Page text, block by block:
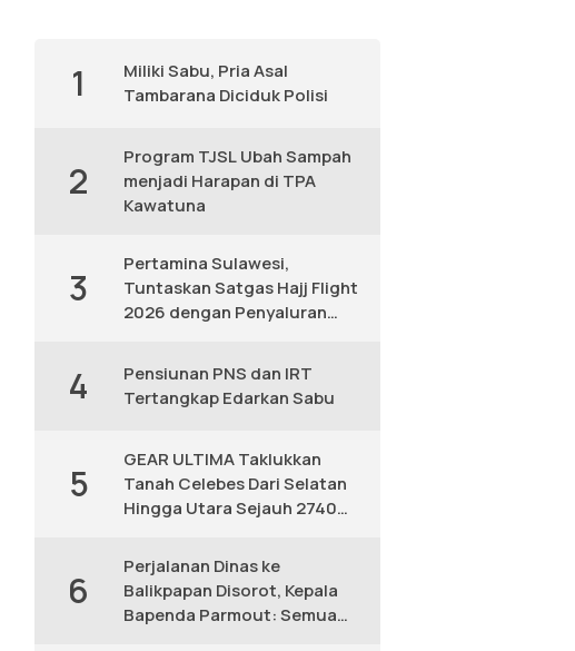
1
Miliki Sabu, Pria Asal
Tambarana Diciduk Polisi
2
Program TJSL Ubah Sampah
menjadi Harapan di TPA
Kawatuna
3
Pertamina Sulawesi,
Tuntaskan Satgas Hajj Flight
2026 dengan Penyaluran
4
Pensiunan PNS dan IRT
Tertangkap Edarkan Sabu
5
GEAR ULTIMA Taklukkan
Tanah Celebes Dari Selatan
Hingga Utara Sejauh 2740
6
Perjalanan Dinas ke
Balikpapan Disorot, Kepala
Bapenda Parmout: Semua